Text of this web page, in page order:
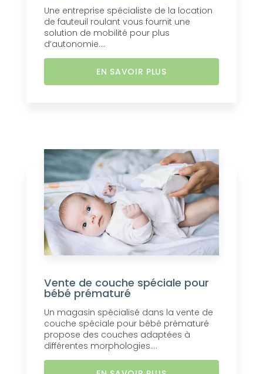
Une entreprise spécialiste de la location
de fauteuil roulant vous fournit une
solution de mobilité pour plus
d’autonomie....
EN SAVOIR PLUS
Vente de couche spéciale pour
bébé prématuré
Un magasin spécialisé dans la vente de
couche spéciale pour bébé prématuré
propose des couches adaptées à
différentes morphologies....